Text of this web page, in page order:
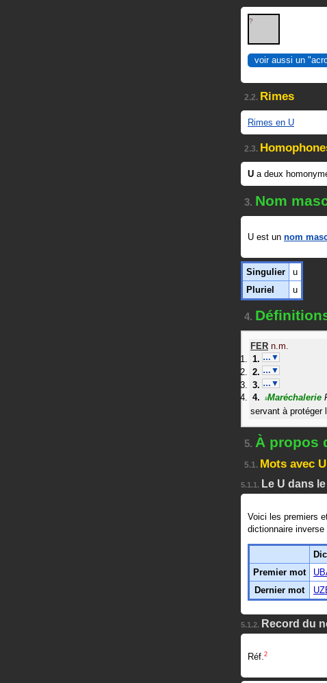
?
voir aussi un
2.2. Rimes
Rimes en U
2.3.
U a deux
3. Nom
U est un nom
Singulier
u
Pluriel
u
4.
FER n.m.
…▼
…▼
…▼
#Maréchalerie
servant à protéger
5. À propos
5.1. Mots avec U
5.1.1. Le U dans
Voici les premiers
dictionnaire
Premier mot
Dernier mot
5.1.2. Record du
Réf. 2